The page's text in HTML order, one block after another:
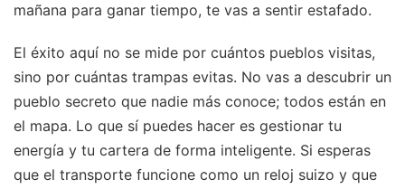
mañana para ganar tiempo, te vas a sentir estafado.
El éxito aquí no se mide por cuántos pueblos visitas,
sino por cuántas trampas evitas. No vas a descubrir un
pueblo secreto que nadie más conoce; todos están en
el mapa. Lo que sí puedes hacer es gestionar tu
energía y tu cartera de forma inteligente. Si esperas
que el transporte funcione como un reloj suizo y que